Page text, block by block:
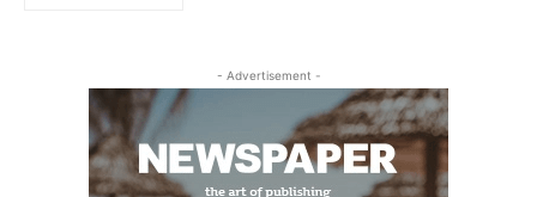
- Advertisement -